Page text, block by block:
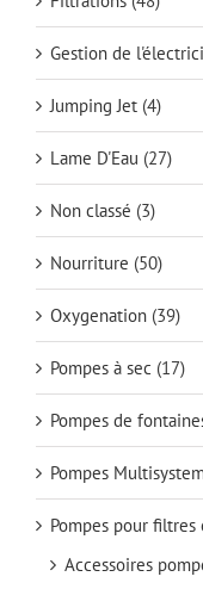
Gestion de
Jumping Jet (4)
Lame D'Eau (27)
Non classé (3)
Nourriture (50)
Oxygenation (39)
Pompes à sec (17)
Pompes de
Pompes
Pompes pour filtres
Accessoires